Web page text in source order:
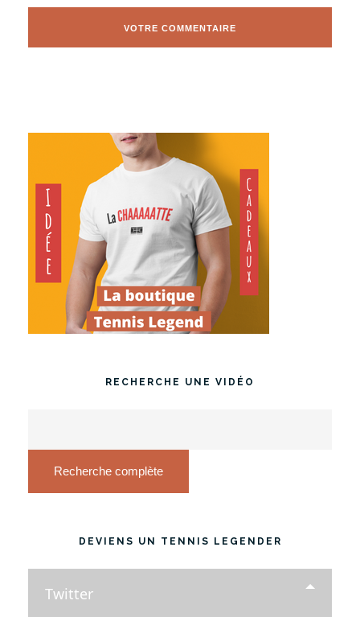
RECHERCHE UNE VIDÉO
Recherche complète
DEVIENS UN TENNIS LEGENDER
Twitter